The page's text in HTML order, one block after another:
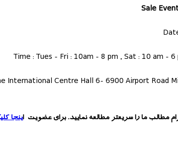
Sale
Time : Tues - Fri : 10am - 8 pm , Sat : 10 am -
International Centre Hall 6- 6900 Airport Road
مطالب ما را سریعتر مطالعه نمایید. برای عضویت اینجا